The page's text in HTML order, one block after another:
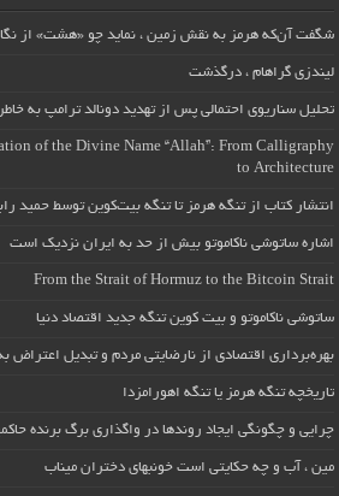
شگفت آن‌که هرمز به نقش زمین ، نماید چو «هشت» از
لیندزی گراهام ، درگذشت
تحلیل سناریوی احتمالی پس از تهدید دونالد ترامپ به
of the Divine Name “Allah”: From Calligraphy
to Architecture
انتشار کتاب از تنگه هرمز تا تنگه بیت‌کوین توسط حمید
اشاره ساتوشی ناکاموتو بیش از حد به ایران نزدیک است
From the Strait of Hormuz to the Bitcoin Strait
ساتوشی ناکاموتو و بیت کوین تنگه جدید اقتصاد دنیا
بهره‌برداری اقتصادی از نارضایتی مردم و تبدیل اعتراض
تاریخچه تنگه هرمز یا تنگه اهورامزدا
چرایی و چگونگی ایجاد روندها در واگذاری برگ برنده
مین ، آب و چه حکایتی است خونبهای دختران میناب